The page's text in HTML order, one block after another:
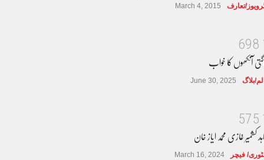
تعارف March 4, 2015
8
9
6
آنکھوں کا خواب
بلاگ June 30, 2025
5
7
5
کشمیر غازی محمد ایاز خان
فیچر March 16, 2024